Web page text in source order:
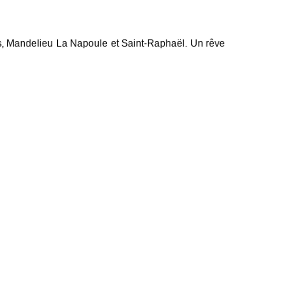
Mandelieu La Napoule et Saint-Raphaël. Un rêve